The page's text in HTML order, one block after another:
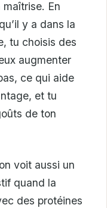
maîtrise. En
y a dans la
tu choisis des
augmenter
ce qui aide
et tu
de ton
voit aussi un
quand la
des protéines